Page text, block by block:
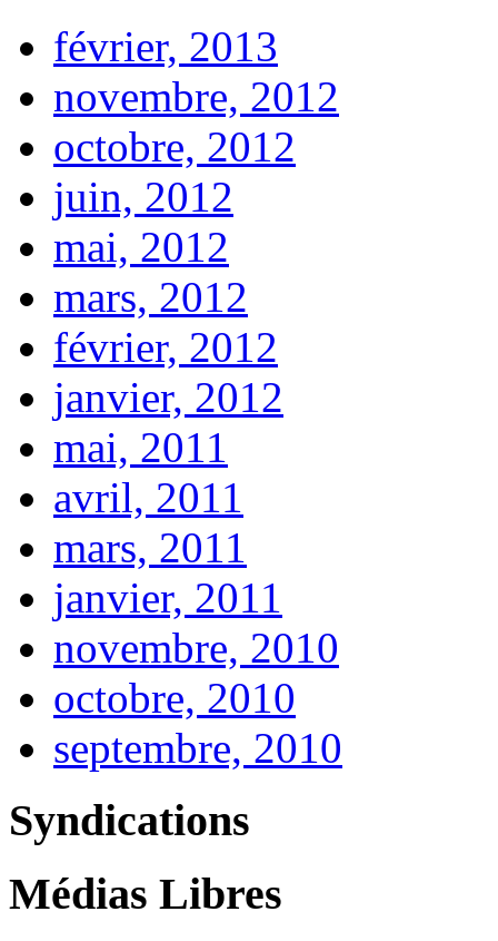
février, 2013
novembre, 2012
octobre, 2012
juin, 2012
mai, 2012
mars, 2012
février, 2012
janvier, 2012
mai, 2011
avril, 2011
mars, 2011
janvier, 2011
novembre, 2010
octobre, 2010
septembre, 2010
Syndications
Médias Libres